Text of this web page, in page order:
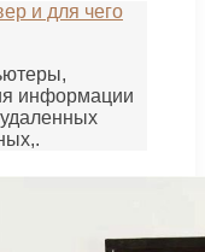
и для чего
информации